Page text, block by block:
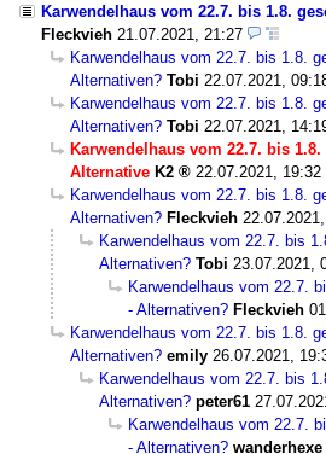
Karwendelhaus vom 22.7. bis 1.8.
Fleckvieh 21.07.2021, 21:27
Karwendelhaus vom 22.7. bis 1.8.
Alternativen? Tobi 22.07.2021,
Karwendelhaus vom 22.7. bis 1.8.
Alternativen? Tobi 22.07.2021,
Karwendelhaus vom 22.7. bis
Alternative K2
22.07.2021, 19:32
Karwendelhaus vom 22.7. bis 1.8.
Alternativen? Fleckvieh
Karwendelhaus vom 22.7. bis
Alternativen? Tobi 23.07.2021,
Karwendelhaus vom 22.7.
- Alternativen? Fleckvieh
Karwendelhaus vom 22.7. bis 1.8.
Alternativen? emily 26.07.2021,
Karwendelhaus vom 22.7. bis
Alternativen? peter61
Karwendelhaus vom 22.7.
- Alternativen? wanderhexe